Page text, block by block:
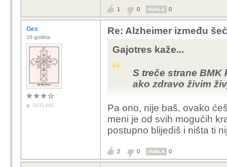
1 0 HVALA 0
Ges
18 godina
OFFLINE
Re: Alzheimer između
Gajotres kaže...
S treče strane BMK
ako zdravo živim
Pa ono, nije baš, ovako
meni je od svih mogućih
postupno blijediš i ništa ti
2 0 HVALA 0